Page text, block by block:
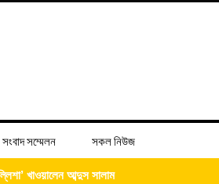
সংবাদ সম্মেলন সকল নিউজ
খাওয়ালেন আব্দুস সালাম